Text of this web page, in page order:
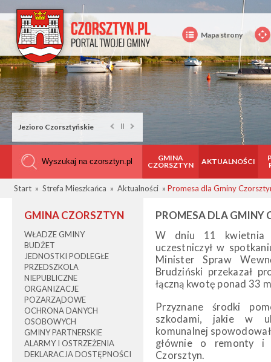
Mapa strony
Rower na Górze Wdżar
GMINA
CZORSZTYN
AKTUALNOŚCI
Start » Strefa Mieszkańca » Aktualności » Promesa dla Gminy
GMINA CZORSZTYN
WŁADZE GMINY
BUDŻET
JEDNOSTKI PODLEGŁE
PRZEDSZKOLA
NIEPUBLICZNE
ORGANIZACJE
POZARZĄDOWE
OCHRONA DANYCH
OSOBOWYCH
GMINY PARTNERSKIE
ALARMY I OSTRZEŻENIA
DEKLARACJA DOSTĘPNOŚCI
PROMESA DLA GMINY
W dniu 11 kwietnia
uczestniczył w
Minister Spraw
Brudziński przekazał
łączną kwotę ponad 33
Przyznane środki
szkodami, jakie w
komunalnej
głównie o remonty i
Czorsztyn.